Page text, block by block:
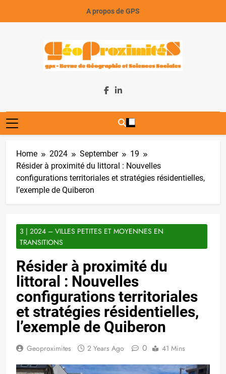
A propos de GPS
GeoProximiteS
Home 2024 September
19
Résider à proximité du littoral : Nouvelles
configurations territoriales et stratégies résidentielles,
l’exemple de Quiberon
3 | 2024 – VILLES PETITES ET MOYENNES EN
TRANSITIONS
Résider à proximité du
littoral : Nouvelles
configurations territoriales
et stratégies résidentielles,
l’exemple de Quiberon
Geoproximites 2 Years Ago 0 41 Mins